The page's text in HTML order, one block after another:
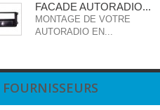
FACADE AUTORADIO...
MONTAGE DE VOTRE
AUTORADIO EN...
FOURNISSEURS